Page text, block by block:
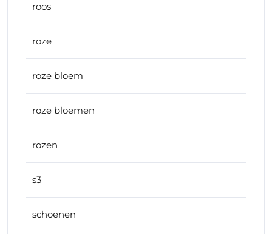
roos
roze
roze bloem
roze bloemen
rozen
s3
schoenen